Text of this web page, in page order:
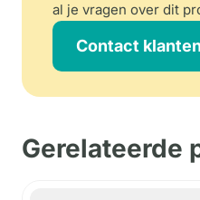
al je vragen over dit
Contact
Gerelateerde